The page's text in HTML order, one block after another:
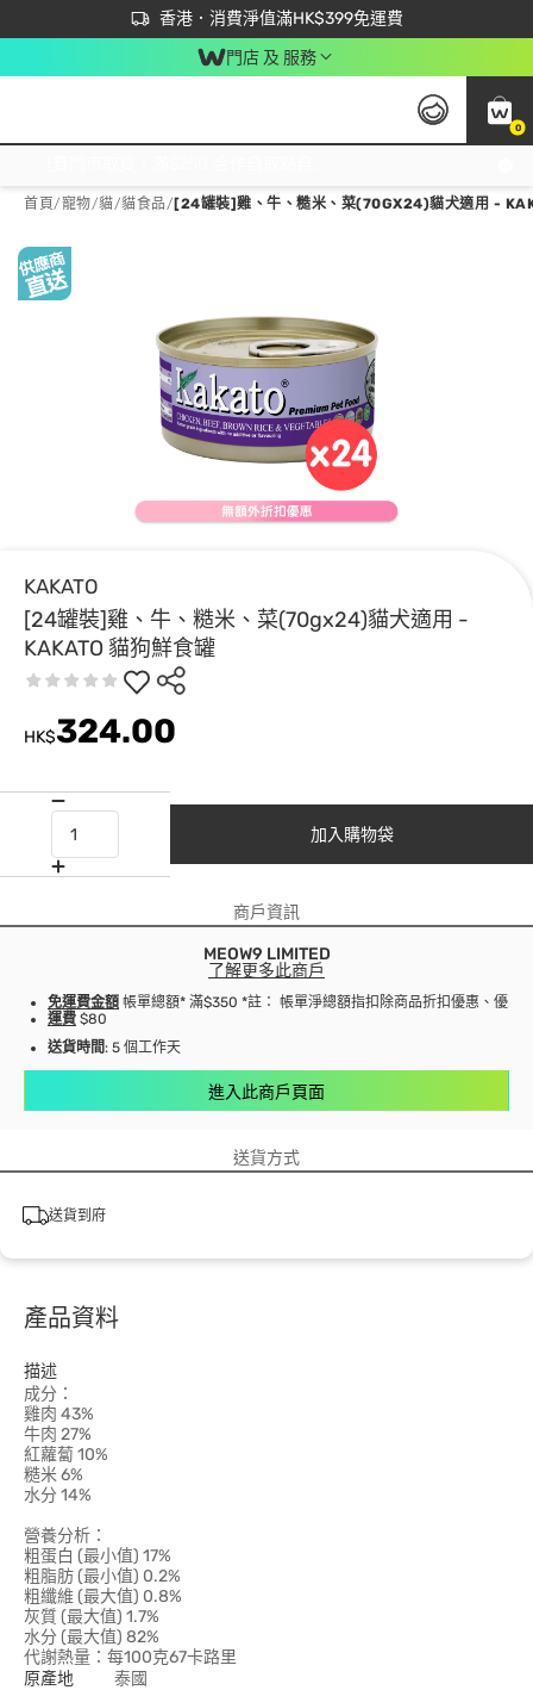
香港．消費淨值滿HK$399免運費
立即成為易賞錢會員盡享獨家優惠
首次APP下單買滿$450 輸入 NEWAPP 即減$50
門店 及 服務
0
首頁/寵物/貓/貓食品/ [24罐裝]雞、牛、糙米、菜(70GX24)貓犬適用 -
KAKATO
[24罐裝]雞、牛、糙米、菜(70gx24)貓犬適用 -
KAKATO 貓狗鮮食罐
HK$324.00
加入購物袋
商戶資訊
MEOW9 LIMITED
了解更多此商戶
免運費金額 帳單總額* 滿$350 *註： 帳單淨總額指扣除商品折扣優惠、優惠
運費 $80
送貨時間: 5 個工作天
進入此商戶頁面
送貨方式
送貨到府
產品資料
描述
成分：
雞肉 43%
牛肉 27%
紅蘿蔔 10%
糙米 6%
水分 14%
營養分析：
粗蛋白 (最小值) 17%
粗脂肪 (最小值) 0.2%
粗纖維 (最大值) 0.8%
灰質 (最大值) 1.7%
水分 (最大值) 82%
代謝熱量：每100克67卡路里
原產地
泰國